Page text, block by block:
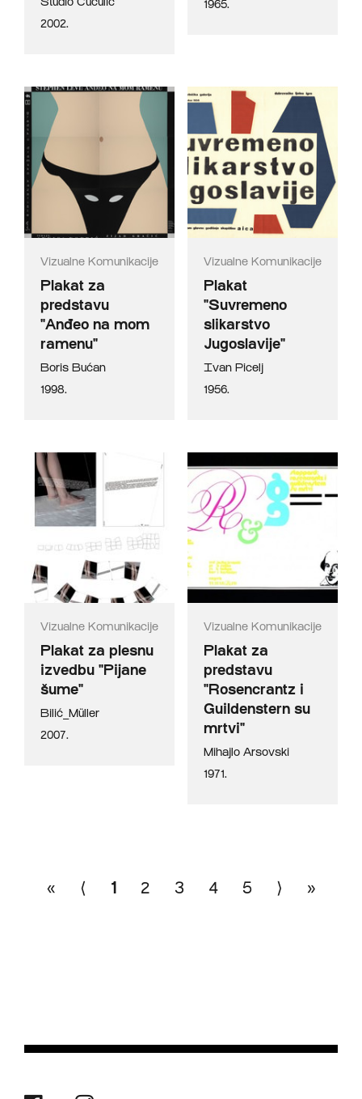
2002.
1965.
Vizualne Komunikacije
Plakat za
predstavu
"Anđeo na mom
ramenu"
Boris Bućan
1998.
Vizualne Komunikacije
Plakat
"Suvremeno
slikarstvo
Jugoslavije"
Ivan Picelj
1956.
Vizualne Komunikacije
Plakat za plesnu
izvedbu "Pijane
šume"
Bilić_Müller
2007.
Vizualne Komunikacije
Plakat za
predstavu
"Rosencrantz i
Guildenstern su
mrtvi"
Mihajlo Arsovski
1971.
« ⟨ 1 2 3 4 5 ⟩ »